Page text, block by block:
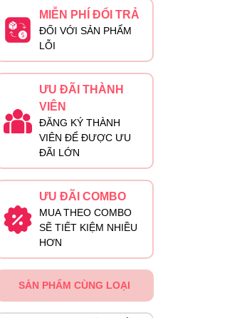
MIỄN PHÍ ĐỔI TRẢ
ĐỐI VỚI SẢN PHẨM
LỖI
ƯU ĐÃI THÀNH
VIÊN
ĐĂNG KÝ THÀNH
VIÊN ĐỂ ĐƯỢC ƯU
ĐÃI LỚN
ƯU ĐÃI COMBO
MUA THEO COMBO
SẼ TIẾT KIỆM NHIỀU
HƠN
SẢN PHẨM CÙNG LOẠI